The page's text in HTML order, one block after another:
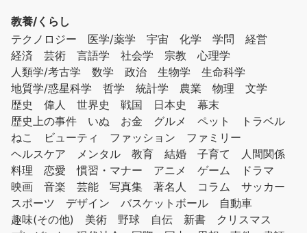
教養/くらし
テクノロジー
医学/薬学 宇宙 化学 学問
経営
経済
芸術 言語学 社会学 宗教
心理学
人類学/考古学
数学 政治 生物学
生命科学
地質学/惑星科学
哲学 統計学 農業 物理
文学
歴史
偉人 世界史 戦国 日本史
幕末
歴史上の事件
いぬ お金 グルメ ペット
トラベル
ねこ
ビューティ ファッション
ファミリー
ヘルスケア
メンタル 教育 結婚 子育て
人間関係
料理
恋愛 慣習・マナー アニメ ゲーム
ドラマ
映画
音楽 芸能 写真集 著名人 コラム
サッカー
スポーツ
デザイン バスケットボール
自動車
趣味(その他)
美術 野球 自伝 新書
クリスマス